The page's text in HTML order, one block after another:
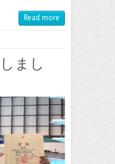
Read more
まし